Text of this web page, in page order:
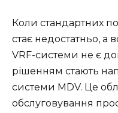
Коли стандартних
стає недостатньо, а
VRF-системи не є
рішенням стають
системи MDV. Це
обслуговування